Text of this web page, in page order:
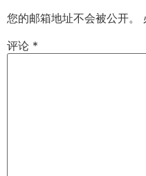
您的邮箱地址不会被公开。
评论 *